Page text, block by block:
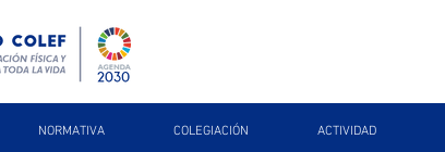
NORMATIVA COLEGIACIÓN ACTIVIDAD